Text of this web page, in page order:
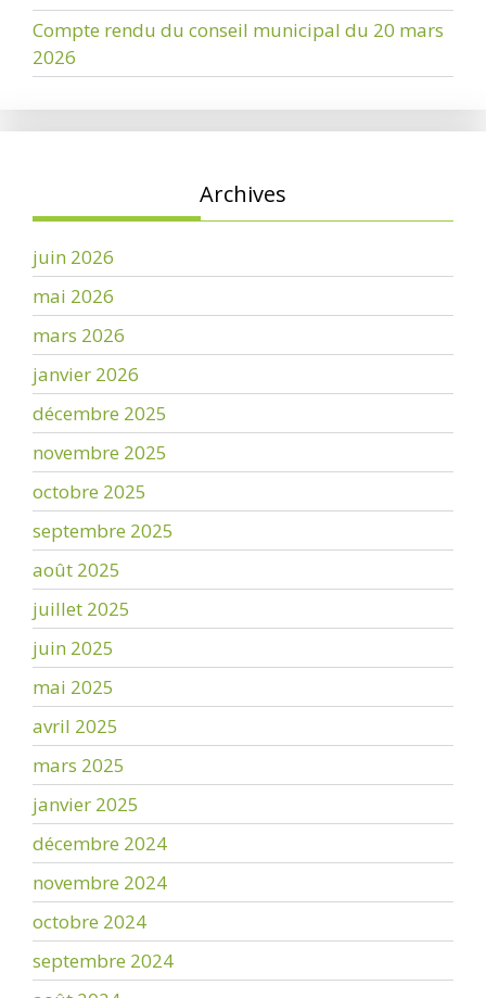
Compte rendu du conseil municipal du 20 mars
2026
Archives
juin 2026
mai 2026
mars 2026
janvier 2026
décembre 2025
novembre 2025
octobre 2025
septembre 2025
août 2025
juillet 2025
juin 2025
mai 2025
avril 2025
mars 2025
janvier 2025
décembre 2024
novembre 2024
octobre 2024
septembre 2024